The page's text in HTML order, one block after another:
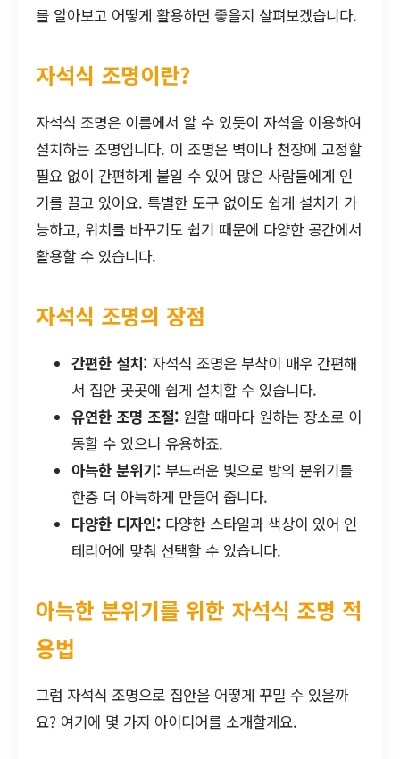
를 알아보고 어떻게 활용하면 좋을지 살펴보겠습니다.
자석식 조명이란?
자석식 조명은 이름에서 알 수 있듯이 자석을 이용하여
설치하는 조명입니다. 이 조명은 벽이나 천장에 고정할
필요 없이 간편하게 붙일 수 있어 많은 사람들에게 인
기를 끌고 있어요. 특별한 도구 없이도 쉽게 설치가 가
능하고, 위치를 바꾸기도 쉽기 때문에 다양한 공간에서
활용할 수 있습니다.
자석식 조명의 장점
간편한 설치: 자석식 조명은 부착이 매우 간편해
서 집안 곳곳에 쉽게 설치할 수 있습니다.
유연한 조명 조절: 원할 때마다 원하는 장소로 이
동할 수 있으니 유용하죠.
아늑한 분위기: 부드러운 빛으로 방의 분위기를
한층 더 아늑하게 만들어 줍니다.
다양한 디자인: 다양한 스타일과 색상이 있어 인
테리어에 맞춰 선택할 수 있습니다.
아늑한 분위기를 위한 자석식 조명 적
용법
그럼 자석식 조명으로 집안을 어떻게 꾸밀 수 있을까
요? 여기에 몇 가지 아이디어를 소개할게요.